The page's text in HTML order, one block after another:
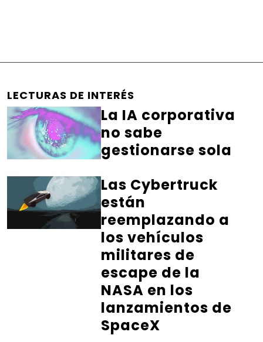
LECTURAS DE INTERÉS
La IA corporativa
no sabe
gestionarse sola
Las Cybertruck
están
reemplazando a
los vehículos
militares de
escape de la
NASA en los
lanzamientos de
SpaceX